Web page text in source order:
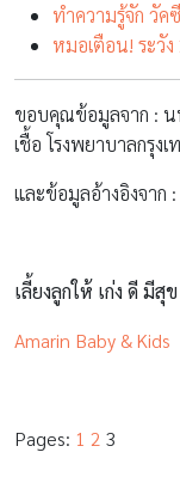
ทำความรู้จัก วัค
หมอเตือน! ระวัง
ขอบคุณข้อมูลจาก : น
เชื้อ โรงพยาบาลกรุงเ
และข้อมูลอ้างอิงจาก :
เลี้ยงลูกให้ เก่ง ดี มี
Amarin Baby & Kids
Pages: 1 2 3